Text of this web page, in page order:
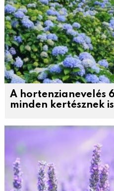
A hortenzianevelés
minden kertésznek